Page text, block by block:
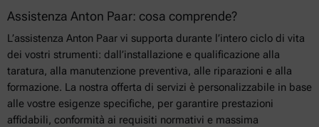
Assistenza Anton Paar: cosa comprende?
L’assistenza Anton Paar vi supporta durante l’intero ciclo di vita
dei vostri strumenti: dall’installazione e qualificazione alla
taratura, alla manutenzione preventiva, alle riparazioni e alla
formazione. La nostra offerta di servizi è personalizzabile in base
alle vostre esigenze specifiche, per garantire prestazioni
affidabili, conformità ai requisiti normativi e massima